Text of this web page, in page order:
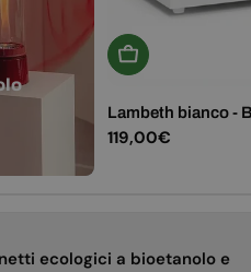
Aggiungi Al
Lambeth bianco -
Prezzo
119,00€
ecologici a bioetanolo e